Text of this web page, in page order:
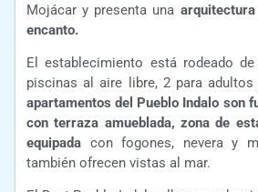
Mojácar y presenta una
encanto.
El establecimiento está rodeado
piscinas al aire libre, 2 para
apartamentos del Pueblo Indalo son
con terraza amueblada, zona de
equipada con fogones, nevera y
también ofrecen vistas al mar.